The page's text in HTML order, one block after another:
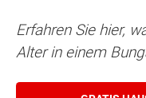
Erfahren Sie hier,
Alter in einem